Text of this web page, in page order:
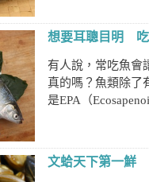
想要耳聰目明 吃
有人說，常吃魚
真的嗎？魚類除了
是EPA（
文蛤天下第一鮮